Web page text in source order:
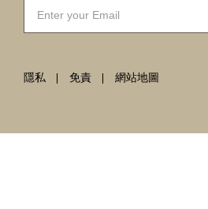
隱私 免責 網站地圖